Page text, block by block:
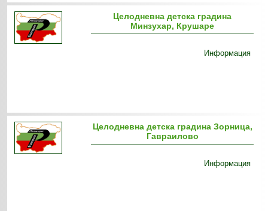
Целодневна детска градина
Минзухар, Крушаре
Информация
Целодневна детска градина Зорница,
Гавраилово
Информация